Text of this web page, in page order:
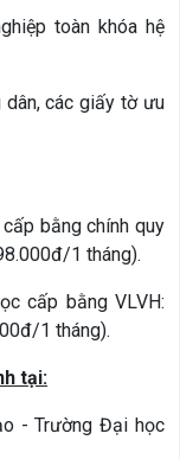
toàn khóa hệ
các giấy tờ ưu
bằng chính quy
1 tháng).
cấp bằng VLVH:
1 tháng).
tại:
- Trường Đại học